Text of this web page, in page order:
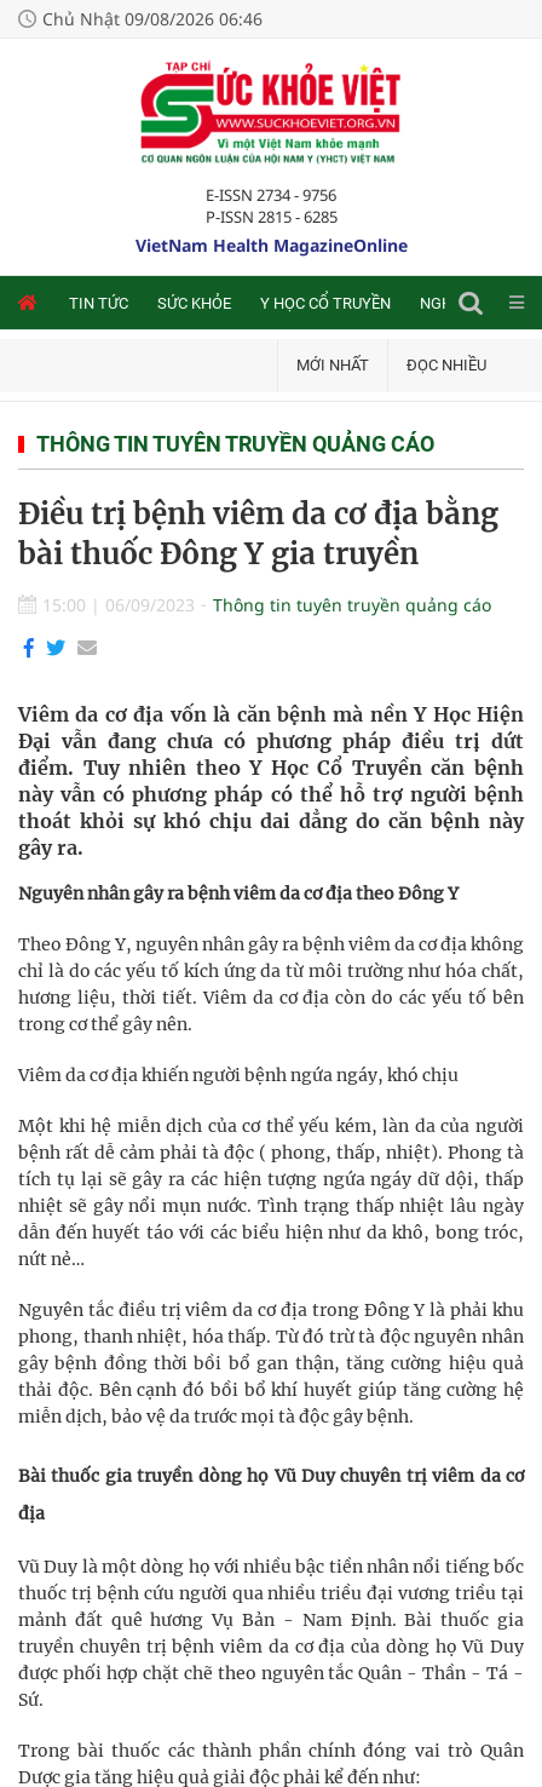
Chủ Nhật 09/08/2026 06:46
E-ISSN 2734 - 9756
P-ISSN 2815 - 6285
VietNam Health MagazineOnline
TIN TỨC SỨC KHỎE Y HỌC CỔ TRUYỀN NGHIÊN CỨU
MỚI NHẤT ĐỌC NHIỀU
THÔNG TIN TUYÊN TRUYỀN QUẢNG CÁO
Điều trị bệnh viêm da cơ địa bằng
bài thuốc Đông Y gia truyền
15:00 | 06/09/2023 Thông tin tuyên truyền quảng cáo
Viêm da cơ địa vốn là căn bệnh mà nền Y Học Hiện
Đại vẫn đang chưa có phương pháp điều trị dứt
điểm. Tuy nhiên theo Y Học Cổ Truyền căn bệnh
này vẫn có phương pháp có thể hỗ trợ người bệnh
thoát khỏi sự khó chịu dai dẳng do căn bệnh này
gây ra.
Nguyên nhân gây ra bệnh viêm da cơ địa theo Đông Y
Theo Đông Y, nguyên nhân gây ra bệnh viêm da cơ địa không
chỉ là do các yếu tố kích ứng da từ môi trường như hóa chất,
hương liệu, thời tiết. Viêm da cơ địa còn do các yếu tố bên
trong cơ thể gây nên.
Viêm da cơ địa khiến người bệnh ngứa ngáy, khó chịu
Một khi hệ miễn dịch của cơ thể yếu kém, làn da của người
bệnh rất dễ cảm phải tà độc ( phong, thấp, nhiệt). Phong tà
tích tụ lại sẽ gây ra các hiện tượng ngứa ngáy dữ dội, thấp
nhiệt sẽ gây nổi mụn nước. Tình trạng thấp nhiệt lâu ngày
dẫn đến huyết táo với các biểu hiện như da khô, bong tróc,
nứt nẻ…
Nguyên tắc điều trị viêm da cơ địa trong Đông Y là phải khu
phong, thanh nhiệt, hóa thấp. Từ đó trừ tà độc nguyên nhân
gây bệnh đồng thời bồi bổ gan thận, tăng cường hiệu quả
thải độc. Bên cạnh đó bồi bổ khí huyết giúp tăng cường hệ
miễn dịch, bảo vệ da trước mọi tà độc gây bệnh.
Bài thuốc gia truyền dòng họ Vũ Duy chuyên trị viêm da cơ
địa
Vũ Duy là một dòng họ với nhiều bậc tiền nhân nổi tiếng bốc
thuốc trị bệnh cứu người qua nhiều triều đại vương triều tại
mảnh đất quê hương Vụ Bản - Nam Định. Bài thuốc gia
truyền chuyên trị bệnh viêm da cơ địa của dòng họ Vũ Duy
được phối hợp chặt chẽ theo nguyên tắc Quân - Thần - Tá -
Sứ.
Trong bài thuốc các thành phần chính đóng vai trò Quân
Dược gia tăng hiệu quả giải độc phải kể đến như: